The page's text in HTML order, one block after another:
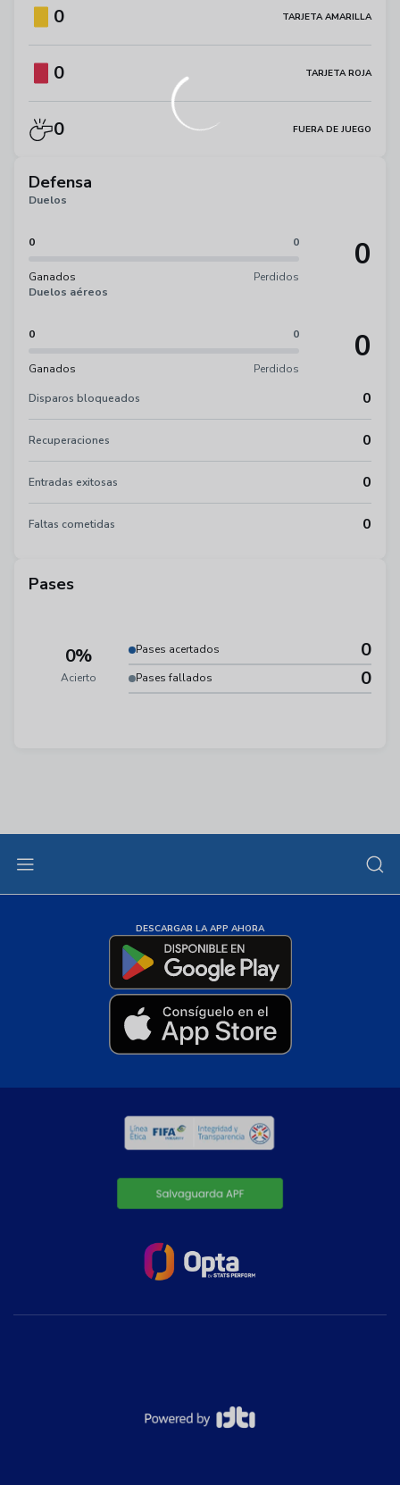
0 TARJETA AMARILLA
0 TARJETA ROJA
0 FUERA DE JUEGO
Defensa
Duelos
0 0
Ganados Perdidos
0
Duelos aéreos
0 0
Ganados Perdidos
0
Disparos bloqueados 0
Recuperaciones 0
Entradas exitosas 0
Faltas cometidas 0
Pases
0%
Acierto
Pases acertados 0
Pases fallados 0
DESCARGAR LA APP AHORA